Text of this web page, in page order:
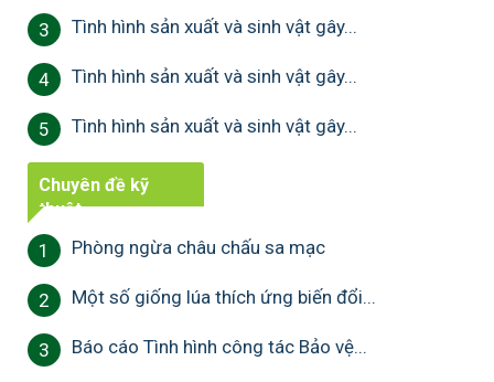
3 Tình hình sản xuất và sinh vật gây...
4 Tình hình sản xuất và sinh vật gây...
5 Tình hình sản xuất và sinh vật gây...
Chuyên đề kỹ
thuật
1 Phòng ngừa châu chấu sa mạc
2 Một số giống lúa thích ứng biến đổi...
3 Báo cáo Tình hình công tác Bảo vệ...